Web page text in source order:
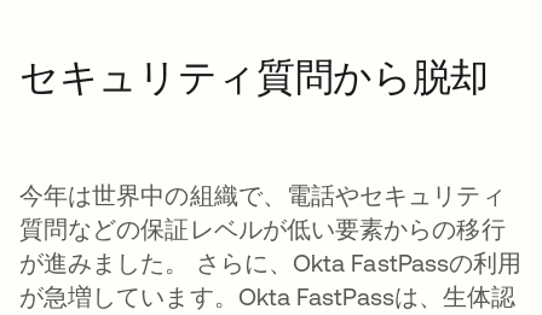
セキュリティ質問から脱却
今年は世界中の組織で、電話やセキュリティ
質問などの保証レベルが低い要素からの移行
が進みました。 さらに、Okta FastPassの利用
が急増しています。Okta FastPassは、生体認